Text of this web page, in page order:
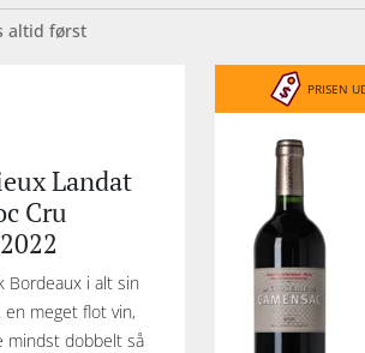
altid først
Landat
Cru
Bordeaux i alt sin
meget flot vin,
mindst dobbelt så
PRISEN